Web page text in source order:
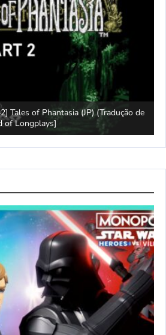
Tales of Phantasia (JP) (Tradução de
of Longplays]